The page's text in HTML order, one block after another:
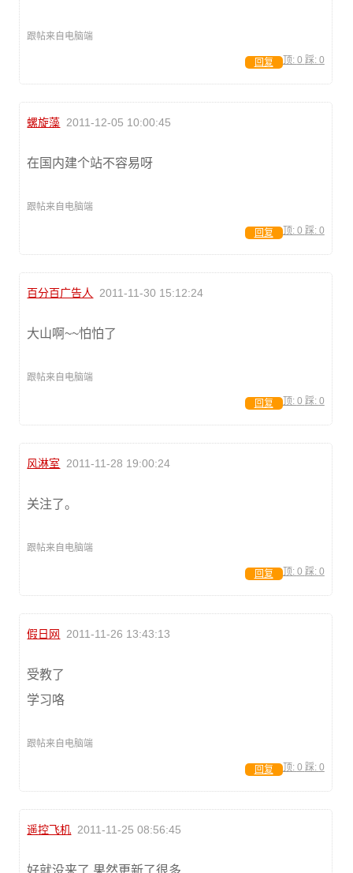
跟帖来自电脑端
顶: 0 踩: 0
回复
螺旋藻 2011-12-05 10:00:45
在国内建个站不容易呀
跟帖来自电脑端
顶: 0 踩: 0
回复
百分百广告人 2011-11-30 15:12:24
大山啊~~怕怕了
跟帖来自电脑端
顶: 0 踩: 0
回复
风淋室 2011-11-28 19:00:24
关注了。
跟帖来自电脑端
顶: 0 踩: 0
回复
假日网 2011-11-26 13:43:13
受教了
学习咯
跟帖来自电脑端
顶: 0 踩: 0
回复
遥控飞机 2011-11-25 08:56:45
好就没来了 果然更新了很多